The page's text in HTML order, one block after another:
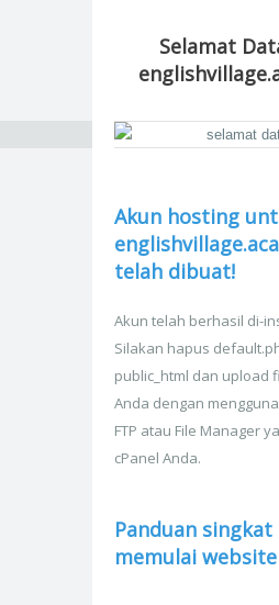
Selamat
Akun hosting
telah dibuat!
Akun telah berhasil di-
Silakan hapus
public_html dan upload
Anda dengan
FTP atau File Manager
cPanel Anda.
Panduan
memulai